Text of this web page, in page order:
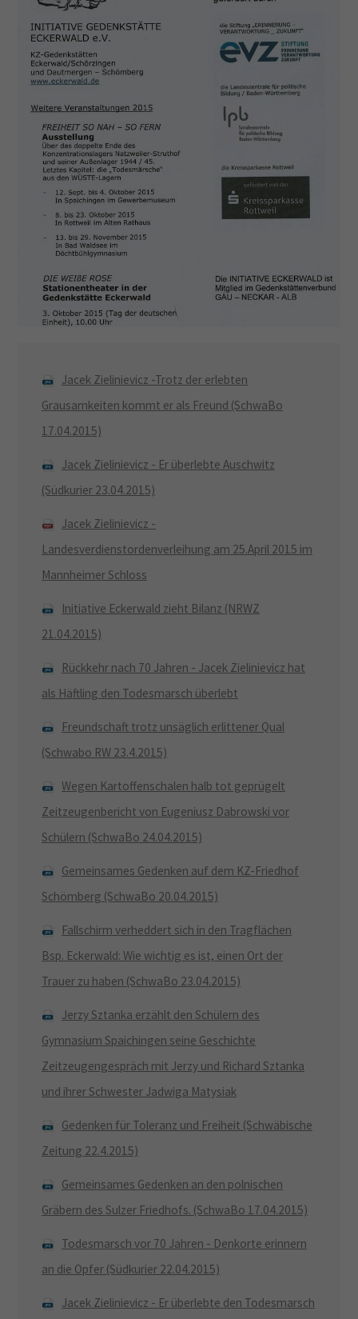
Jacek Zielinievicz -Trotz der erlebten
Grausamkeiten kommt er als Freund (SchwaBo
17.04.2015)
Jacek Zielinievicz - Er überlebte Auschwitz
(Südkurier 23.04.2015)
Jacek Zielinievicz -
Landesverdienstordenverleihung am 25.April 2015 im
Mannheimer Schloss
Initiative Eckerwald zieht Bilanz (NRWZ
21.04.2015)
Rückkehr nach 70 Jahren - Jacek Zielinievicz hat
als Häftling den Todesmarsch überlebt
Freundschaft trotz unsäglich erlittener Qual
(Schwabo RW 23.4.2015)
Wegen Kartoffenschalen halb tot geprügelt
Zeitzeugenbericht von Eugeniusz Dabrowski vor
Schülern (SchwaBo 24.04.2015)
Gemeinsames Gedenken auf dem KZ-Friedhof
Schömberg (SchwaBo 20.04.2015)
Fallschirm verheddert sich in den Tragflächen
Bsp. Eckerwald: Wie wichtig es ist, einen Ort der
Trauer zu haben (SchwaBo 23.04.2015)
Jerzy Sztanka erzählt den Schülern des
Gymnasium Spaichingen seine Geschichte
Zeitzeugengespräch mit Jerzy und Richard Sztanka
und ihrer Schwester Jadwiga Matysiak
Gedenken für Toleranz und Freiheit (Schwäbische
Zeitung 22.4.2015)
Gemeinsames Gedenken an den polnischen
Gräbern des Sulzer Friedhofs. (SchwaBo 17.04.2015)
Todesmarsch vor 70 Jahren - Denkorte erinnern
an die Opfer (Südkurier 22.04.2015)
Jacek Zielinievicz - Er überlebte den Todesmarsch